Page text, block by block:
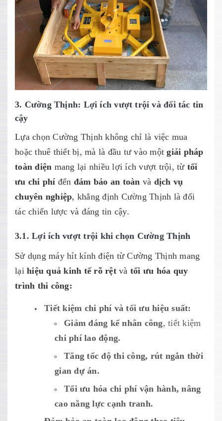
3. Cường Thịnh: Lợi ích vượt trội và đối tác tin
cậy
Lựa chọn Cường Thịnh không chỉ là việc mua
hoặc thuê thiết bị, mà là đầu tư vào mộtgiải pháp
toàn diện mang lại nhiều lợi ích vượt trội, từ tối
ưu chi phí đến đảm bảo an toàn và dịch vụ
chuyên nghiệp, khẳng định Cường Thịnh là đối
tác chiến lược và đáng tin cậy.
3.1. Lợi ích vượt trội khi chọn Cường Thịnh
Sử dụng máy hít kính điện từ Cường Thịnh mang
lại hiệu quả kinh tế rõ rệtvà tối ưu hóa quy
trình thi công:
Tiết kiệm chi phí và tối ưu hiệu suất:
Giảm đáng kể nhân công, tiết kiệm
chi phí lao động.
Tăng tốc độ thi công, rút ngắn thời
gian dự án.
Tối ưu hóa chi phí vận hành, nâng
cao năng lực cạnh tranh.